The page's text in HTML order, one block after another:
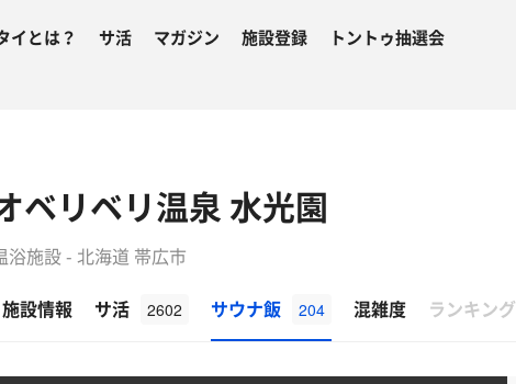
イとは？ サ活 マガジン 施設登録 トントゥ抽選会
ベリベリ温泉 水光園
浴施設 - 北海道 帯広市
施設情報
サ活 2602 サウナ飯 204 混雑度 ランキング